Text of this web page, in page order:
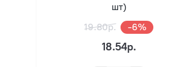
шт)
19.80р.
-6%
18.54р.